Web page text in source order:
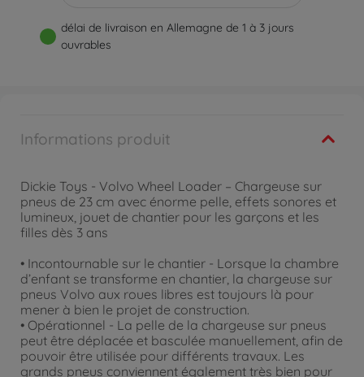
délai de livraison en Allemagne de 1 à 3 jours
ouvrables
Informations produit
Dickie Toys - Volvo Wheel Loader – Chargeuse sur
pneus de 23 cm avec énorme pelle, effets sonores et
lumineux, jouet de chantier pour les garçons et les
filles dès 3 ans
• Incontournable sur le chantier - Lorsque la chambre
d’enfant se transforme en chantier, la chargeuse sur
pneus Volvo aux roues libres est toujours là pour
mener à bien le projet de construction.
• Opérationnel - La pelle de la chargeuse sur pneus
peut être déplacée et basculée manuellement, afin de
pouvoir être utilisée pour différents travaux. Les
grands pneus conviennent également très bien pour